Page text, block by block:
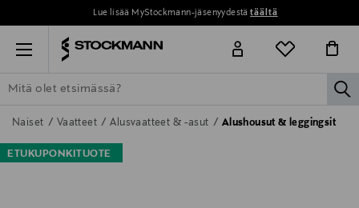
Lue lisää MyStockmann-jäsenyydestätäältä
Menu
ETSI KAIKKI NAISET MIEHET LAPSET KOTI
Naiset Vaatteet Alusvaatteet & -asut Alushousut & leggingsit
ETUKUPONKITUOTE